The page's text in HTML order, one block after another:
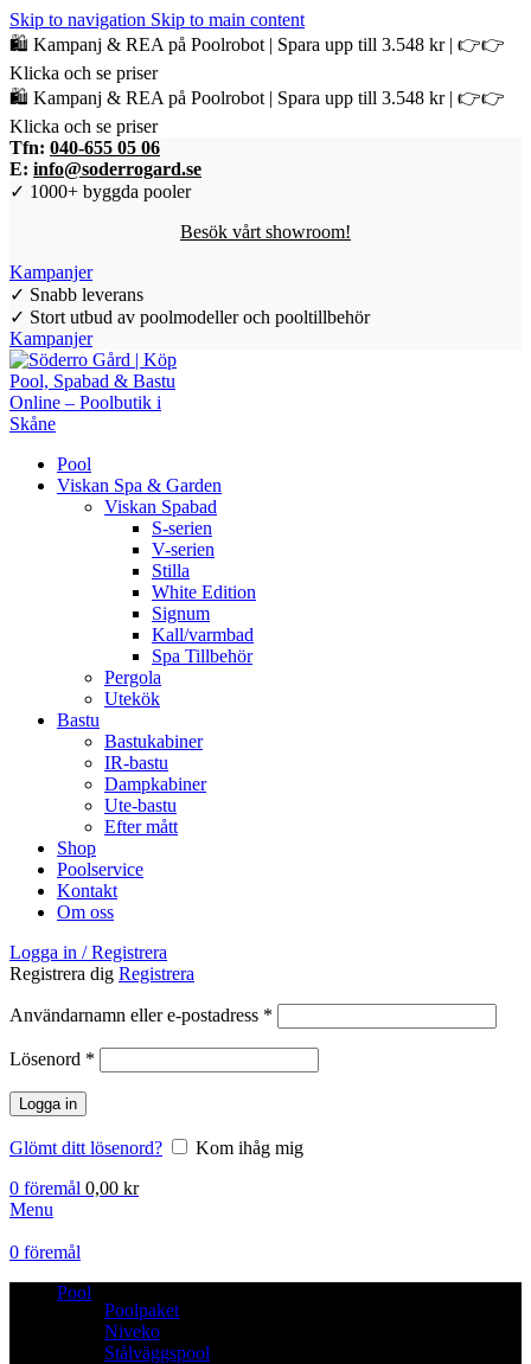
Skip to navigation Skip to main content
🛍️ Kampanj & REA på Poolrobot | Spara upp till 3.548 kr | 👉👉
Klicka och se priser
🛍️ Kampanj & REA på Poolrobot | Spara upp till 3.548 kr | 👉👉
Klicka och se priser
Tfn: 040-655 05 06
E: info@soderrogard.se
✓ 1000+ byggda pooler
Besök vårt showroom!
Kampanjer
✓ Snabb leverans
✓ Stort utbud av poolmodeller och pooltillbehör
Kampanjer
Pool
Viskan Spa & Garden
Viskan Spabad
S-serien
V-serien
Stilla
White Edition
Signum
Kall/varmbad
Spa Tillbehör
Pergola
Utekök
Bastu
Bastukabiner
IR-bastu
Dampkabiner
Ute-bastu
Efter mått
Shop
Poolservice
Kontakt
Om oss
Logga in / Registrera
Registrera dig Registrera
Användarnamn eller e-postadress *
Lösenord *
Logga in
Glömt ditt lösenord?
Kom ihåg mig
0 föremål 0,00 kr
Menu
0 föremål
Pool
Poolpaket
Niveko
Stålväggspool